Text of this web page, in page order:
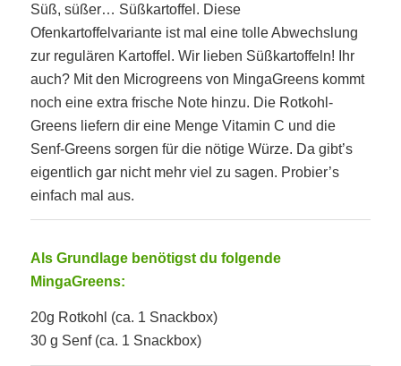
Süß, süßer… Süßkartoffel. Diese
Ofenkartoffelvariante ist mal eine tolle Abwechslung
zur regulären Kartoffel. Wir lieben Süßkartoffeln! Ihr
auch? Mit den Microgreens von MingaGreens kommt
noch eine extra frische Note hinzu. Die Rotkohl-
Greens liefern dir eine Menge Vitamin C und die
Senf-Greens sorgen für die nötige Würze. Da gibt’s
eigentlich gar nicht mehr viel zu sagen. Probier’s
einfach mal aus.
Als Grundlage benötigst du folgende
MingaGreens:
20g Rotkohl (ca. 1 Snackbox)
30 g Senf (ca. 1 Snackbox)